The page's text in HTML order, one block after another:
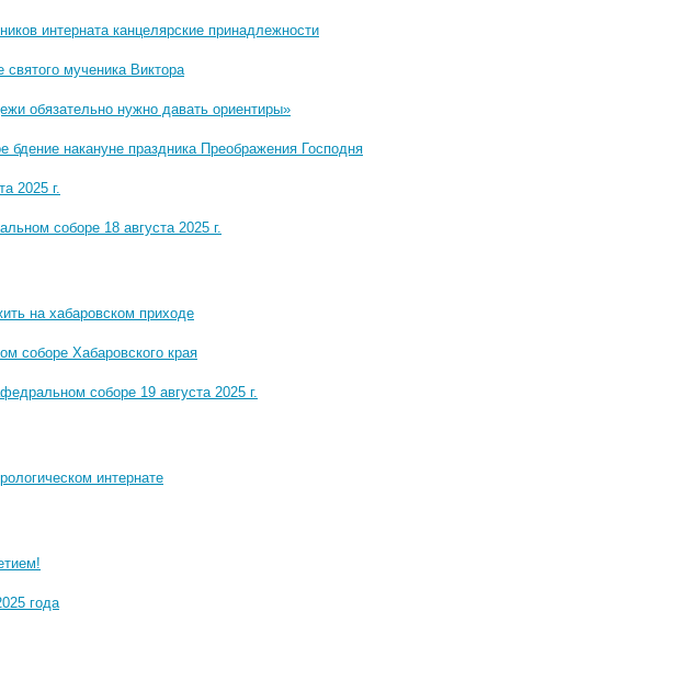
интерната канцелярские принадлежности
мученика Виктора
обязательно нужно давать ориентиры»
накануне праздника Преображения Господня
2025 г.
соборе 18 августа 2025 г.
на хабаровском приходе
соборе Хабаровского края
соборе 19 августа 2025 г.
интернате
года